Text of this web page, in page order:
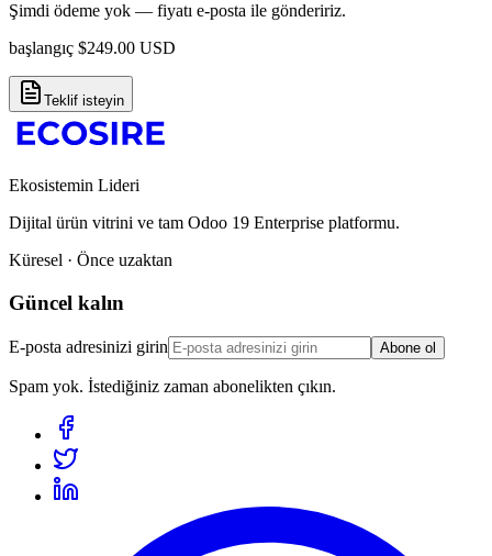
Şimdi ödeme yok — fiyatı e-posta ile göndeririz.
başlangıç $249.00 USD
Teklif isteyin
Ekosistemin Lideri
Dijital ürün vitrini ve tam Odoo 19 Enterprise platformu.
Küresel · Önce uzaktan
Güncel kalın
E-posta adresinizi girin Abone ol
Spam yok. İstediğiniz zaman abonelikten çıkın.